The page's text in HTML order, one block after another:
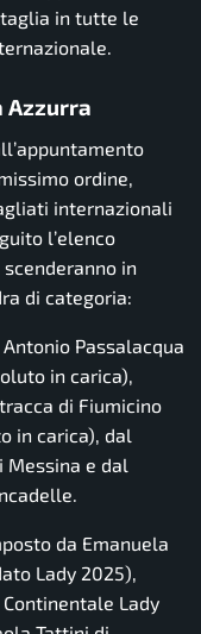
in tutte le
Azzurra
ordine,
internazionali
l’elenco
in
di categoria:
Passalacqua
in carica),
di Fiumicino
in carica), dal
Messina e dal
da Emanuela
Lady 2025),
Lady